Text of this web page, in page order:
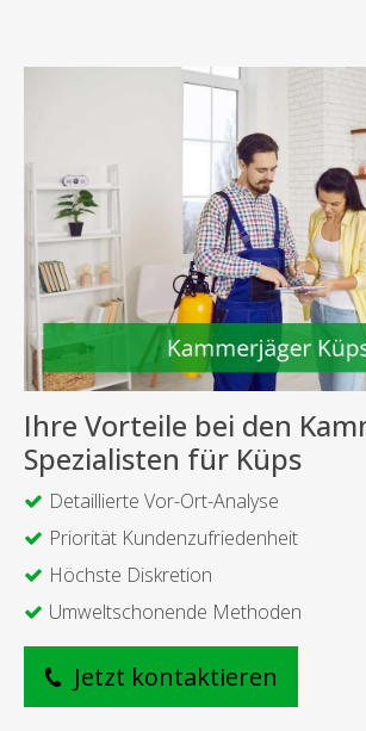
Ihre Vorteile bei den
Spezialisten für Küps
Detaillierte Vor-Ort-Analyse
Priorität Kundenzufriedenheit
Höchste Diskretion
Umweltschonende Methoden
Jetzt kontaktieren